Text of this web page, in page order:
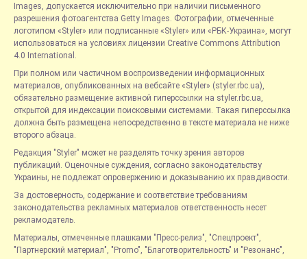
Images, допускается исключительно при наличии письменного
разрешения фотоагентства Getty Images. Фотографии, отмеченные
логотипом «Styler» или подписанные «Styler» или «РБК-Украина», могут
использоваться на условиях лицензии Creative Commons Attribution
4.0 International.
При полном или частичном воспроизведении информационных
материалов, опубликованных на вебсайте «Styler» (styler.rbc.ua),
обязательно размещение активной гиперссылки на styler.rbc.ua,
открытой для индексации поисковыми системами. Такая гиперссылка
должна быть размещена непосредственно в тексте материала не ниже
второго абзаца.
Редакция "Styler" может не разделять точку зрения авторов
публикаций. Оценочные суждения, согласно законодательству
Украины, не подлежат опровержению и доказыванию их правдивости.
За достоверность, содержание и соответствие требованиям
законодательства рекламных материалов ответственность несет
рекламодатель.
Материалы, отмеченные плашками "Пресс-релиз", "Спецпроект",
"Партнерский материал", "Promo", "Благотворительность" и "Резонанс",